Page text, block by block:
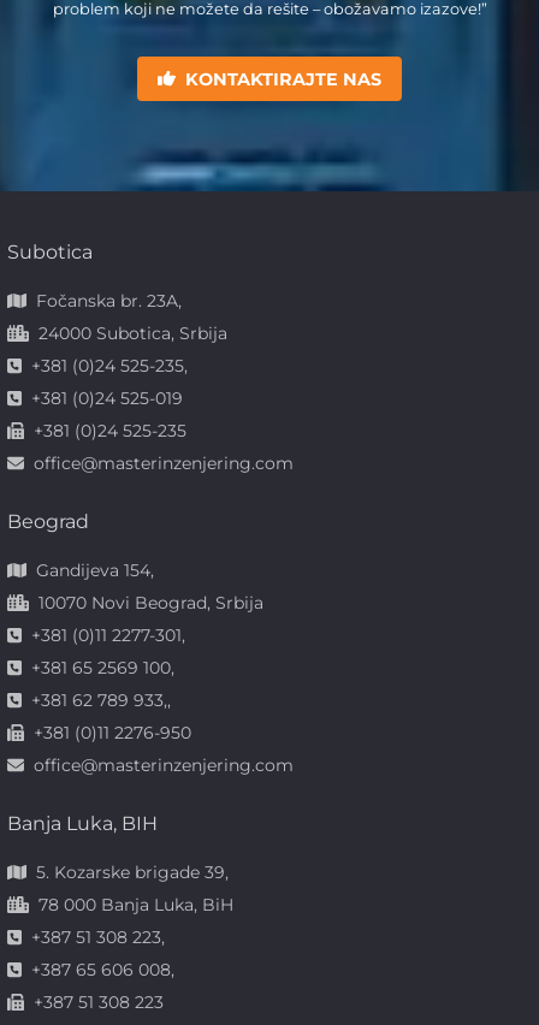
problem koji ne možete da rešite – obožavamo izazove!”
KONTAKTIRAJTE NAS
Subotica
Fočanska br. 23A,
24000 Subotica, Srbija
+381 (0)24 525-235,
+381 (0)24 525-019
+381 (0)24 525-235
office@masterinzenjering.com
Beograd
Gandijeva 154,
10070 Novi Beograd, Srbija
+381 (0)11 2277-301,
+381 65 2569 100,
+381 62 789 933,,
+381 (0)11 2276-950
office@masterinzenjering.com
Banja Luka, BIH
5. Kozarske brigade 39,
78 000 Banja Luka, BiH
+387 51 308 223,
+387 65 606 008,
+387 51 308 223